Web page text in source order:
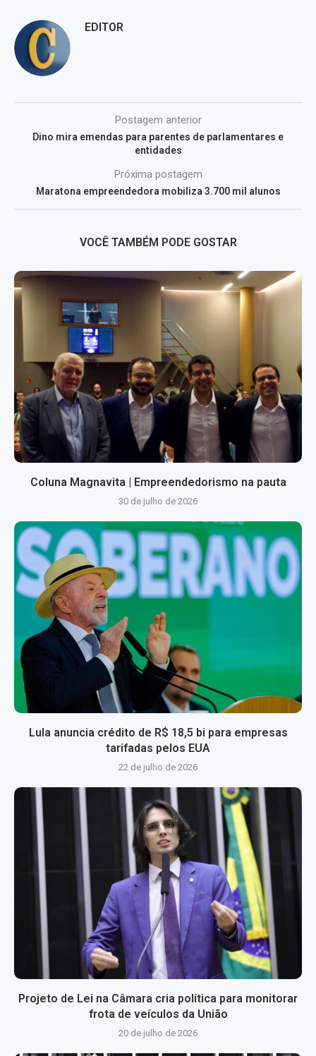
EDITOR
Postagem anterior
Dino mira emendas para parentes de parlamentares e
entidades
Próxima postagem
Maratona empreendedora mobiliza 3.700 mil alunos
VOCÊ TAMBÉM PODE GOSTAR
Coluna Magnavita | Empreendedorismo na pauta
30 de julho de 2026
Lula anuncia crédito de R$ 18,5 bi para empresas
tarifadas pelos EUA
22 de julho de 2026
Projeto de Lei na Câmara cria política para monitorar
frota de veículos da União
20 de julho de 2026